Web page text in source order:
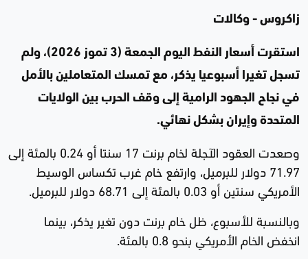
زاكروس - وكالات
استقرت أسعار النفط اليوم الجمعة (3 تموز 2026)، ولم
تسجل تغيرا أسبوعيا يذكر، مع تمسك المتعاملين بالأمل
في نجاح الجهود الرامية إلى وقف الحرب بين الولايات
المتحدة وإيران بشكل نهائي.
وصعدت العقود الآجلة لخام برنت 17 سنتا أو 0.24 بالمئة إلى
71.97 دولار للبرميل، وارتفع خام غرب تكساس الوسيط
الأمريكي سنتين أو 0.03 بالمئة إلى 68.71 دولار للبرميل.
وبالنسبة للأسبوع، ظل خام برنت دون تغير يذكر، بينما
انخفض الخام الأمريكي بنحو 0.8 بالمئة.